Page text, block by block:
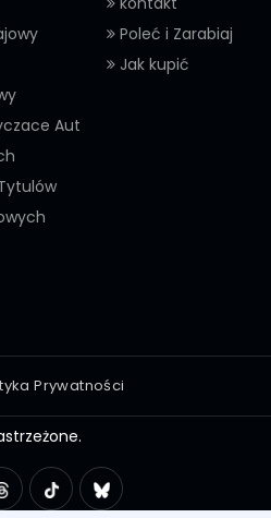
Aut
Poleć i Zarabiaj
Jak kupić
Prywatności